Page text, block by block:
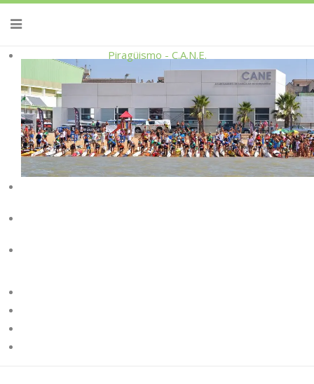
Piragüismo - C.A.N.E.